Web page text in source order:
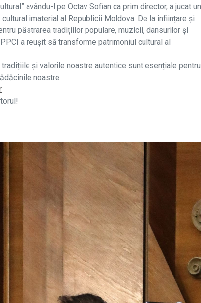
avându-l pe Octav Sofian ca prim director, a jucat un
imaterial al Republicii Moldova. De la înființare și
păstrarea tradițiilor populare, muzicii, dansurilor și
a reușit să transforme patrimoniul cultural al
și valorile noastre autentice sunt esențiale pentru
noastre.